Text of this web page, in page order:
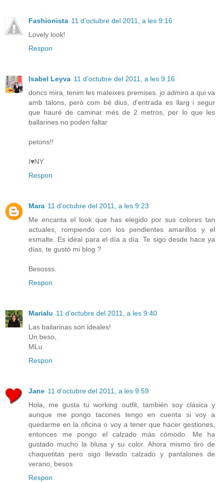
Fashionista 11 d’octubre del 2011, a les 9:16
Lovely look!
Respon
Isabel Leyva 11 d’octubre del 2011, a les 9:16
doncs mira, tenim les mateixes premises. jo admiro a qui va
amb talons, però com bé dius, d'entrada es llarg i segur
que hauré de caminar més de 2 metros, per lo que les
ballarines no poden faltar
petons!!
I♥NY
Respon
Mara 11 d’octubre del 2011, a les 9:23
Me encanta el look que has elegido por sus colores tan
actuales, rompiendo con los pendientes amarillos y el
esmalte. Es ideal para el día a día. Te sigo desde hace ya
días, te gustó mi blog ?
Besosss.
Respon
Marialu 11 d’octubre del 2011, a les 9:40
Las bailarinas son ideales!
Un beso,
MLu
Respon
Jane 11 d’octubre del 2011, a les 9:59
Hola, me gusta tu working outfit, también soy clásica y
aunque me pongo tacones tengo en cuenta si voy a
quedarme en la oficina o voy a tener que hacer gestiones,
entonces me pongo el calzado más cómodo. Me ha
gustado mucho la blusa y su color. Ahora mismo tiro de
chaquetitas pero sigo llevado calzado y pantalones de
verano, besos
Respon